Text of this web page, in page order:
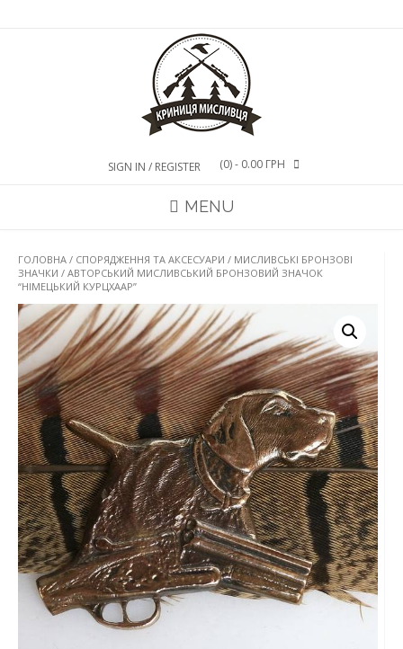
SIGN IN / REGISTER (0)- 0.00 ГРН
MENU
ГОЛОВНА / СПОРЯДЖЕННЯ ТА АКСЕСУАРИ / МИСЛИВСЬКІ БРОНЗОВІ
ЗНАЧКИ / АВТОРСЬКИЙ МИСЛИВСЬКИЙ БРОНЗОВИЙ ЗНАЧОК
“НІМЕЦЬКИЙ КУРЦХААР”